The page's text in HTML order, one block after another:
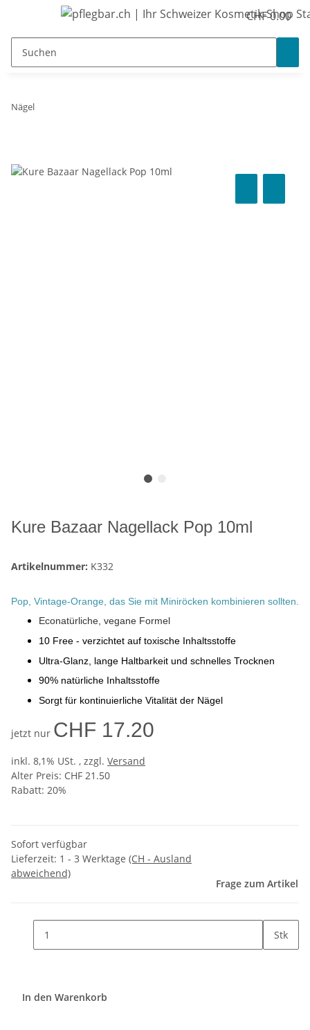
CHF 0.00
Nägel
Kure Bazaar Nagellack Pop 10ml
Artikelnummer: K332
Pop, Vintage-Orange, das Sie mit Miniröcken kombinieren sollten.
Econatürliche, vegane Formel
10 Free - verzichtet auf toxische Inhaltsstoffe
Ultra-Glanz, lange Haltbarkeit und schnelles Trocknen
90% natürliche Inhaltsstoffe
Sorgt für kontinuierliche Vitalität der Nägel
jetzt nur CHF 17.20
inkl. 8,1% USt. , zzgl. Versand
Alter Preis: CHF 21.50
Rabatt: 20%
Sofort verfügbar
Lieferzeit: 1 - 3 Werktage (CH - Ausland
abweichend)
Frage zum Artikel
Stk
In den Warenkorb